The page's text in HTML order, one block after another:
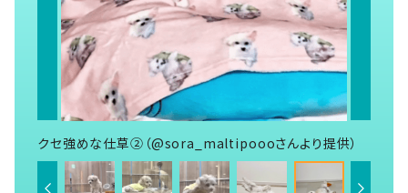
クセ強めな仕草②（@sora_maltipoooさんより提供）